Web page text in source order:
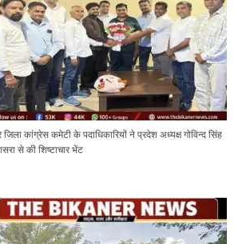
जिला कांग्रेस कमेटी के पदाधिकारियों ने प्रदेश अध्यक्ष गोविन्द सिंह
से की शिष्टाचार भेंट